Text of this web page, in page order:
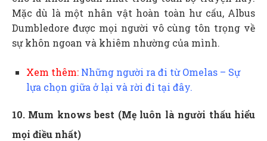
Mặc dù là một nhân vật hoàn toàn hư cấu, Albus
Dumbledore được mọi người vô cùng tôn trọng về
sự khôn ngoan và khiêm nhường của mình.
Xem thêm: Những người ra đi từ Omelas – Sự
lựa chọn giữa ở lại và rời đi tại đây.
10. Mum knows best (Mẹ luôn là người thấu hiểu
mọi điều nhất)